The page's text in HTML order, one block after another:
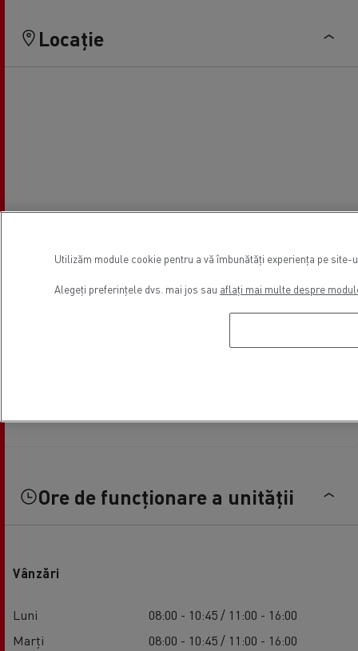
Locație
Ore de funcționare a unității
Vânzări
Luni
08:00 - 10:45 / 11:00 - 16:00
Marți
08:00 - 10:45 / 11:00 - 16:00
Utilizăm module cookie pentru a vă îmbunătăți experiența pe
Alegeți preferințele dvs. mai jos sau aflați mai multe despre